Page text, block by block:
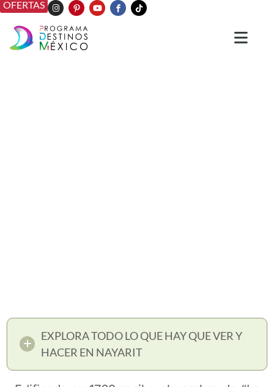
OFERTAS
EXPLORA TODO LO QUE HAY QUE VER Y
HACER EN NAYARIT